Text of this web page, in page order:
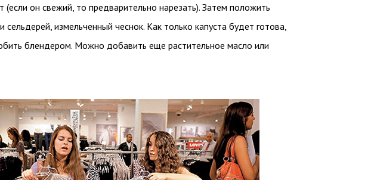
(если он свежий, то предварительно нарезать). Затем положить
сельдерей, измельченный чеснок. Как только капуста будет готова,
блендером. Можно добавить еще растительное масло или